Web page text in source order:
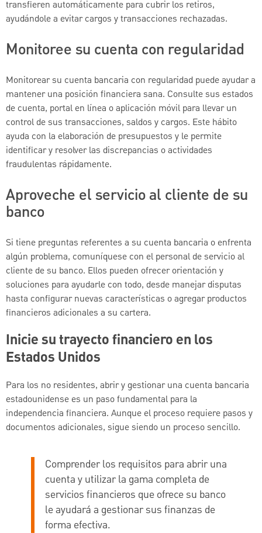
transfieren automáticamente para cubrir los retiros,
ayudándole a evitar cargos y transacciones rechazadas.
Monitoree su cuenta con regularidad
Monitorear su cuenta bancaria con regularidad puede ayudar a
mantener una posición financiera sana. Consulte sus estados
de cuenta, portal en línea o aplicación móvil para llevar un
control de sus transacciones, saldos y cargos. Este hábito
ayuda con la elaboración de presupuestos y le permite
identificar y resolver las discrepancias o actividades
fraudulentas rápidamente.
Aproveche el servicio al cliente de su
banco
Si tiene preguntas referentes a su cuenta bancaria o enfrenta
algún problema, comuníquese con el personal de servicio al
cliente de su banco. Ellos pueden ofrecer orientación y
soluciones para ayudarle con todo, desde manejar disputas
hasta configurar nuevas características o agregar productos
financieros adicionales a su cartera.
Inicie su trayecto financiero en los
Estados Unidos
Para los no residentes, abrir y gestionar una cuenta bancaria
estadounidense es un paso fundamental para la
independencia financiera. Aunque el proceso requiere pasos y
documentos adicionales, sigue siendo un proceso sencillo.
Comprender los requisitos para abrir una
cuenta y utilizar la gama completa de
servicios financieros que ofrece su banco
le ayudará a gestionar sus finanzas de
forma efectiva.